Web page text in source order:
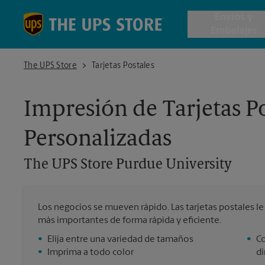
Cajas de
Todos
The UPS Store
The UPS Store Purdue University
Tarjetas Postales
Impresión de Tarjetas
Personalizadas
The UPS Store Purdue University
Los negocios se mueven rápido. Las tarjetas postales
más importantes de forma rápida y eficiente.
•
Elija entre una variedad de tamaños
•
Imprima a todo color
•